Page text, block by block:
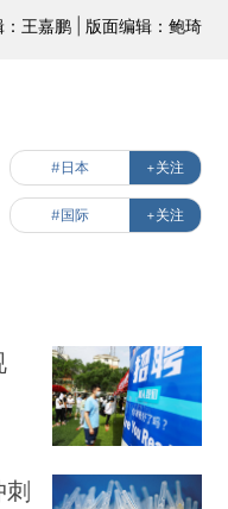
：王嘉鹏 | 版面编辑：鲍琦
#日本 +关注
#国际 +关注
刺